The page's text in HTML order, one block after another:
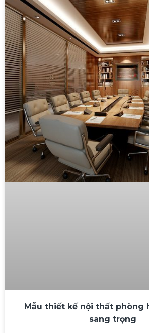
Mẫu thiết kế nội thất phòng
sang trọng